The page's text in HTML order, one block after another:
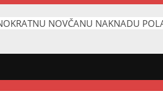
NOVČANU NAKNADU